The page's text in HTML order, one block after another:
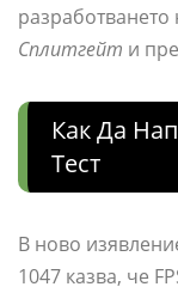
Сплитгейт и
Как Да
Тест
В ново
1047 казва, че